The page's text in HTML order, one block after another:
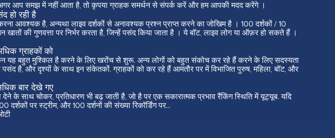
अगर आप समझ में नहीं आता है, तो कृपया ग्राहक समर्थन से संपर्क करें और हम आपकी मदद करेंगे ।
हो रही है
आवश्यक है, अन्यथा लाइव दर्शकों से अनावश्यक प्रश्न प्राप्त करने का जोखिम है । 100 दर्शकों / 10
की गुणवत्ता पर निर्भर करता है, जिन्हें पसंद किया जाता है । ये बॉट, लाइव लोग या ऑफ़र हो सकते हैं ।
ग्राहकों को
यह बहुत मुश्किल है करने के लिए खरोंच से शुरू. अन्य लोगों को बहुत संकोच कर रहे हैं करने के लिए सदस्यता
है, और दृश्यों के साथ इन संकेतकों. ग्राहकों को कर रहे हैं आमतौर पर में विभाजित पुरुष, महिला, बॉट, और
बार देखे गए
के साथ चोकर, प्रतिधारण भी बढ़ जाती है, जो है पर एक सकारात्मक प्रभाव रैंकिंग स्थिति में यूट्यूब. यदि
दर्शकों पर स्ट्रीम, और 100 दर्शनों की संख्या रिकॉर्डिंग पर...